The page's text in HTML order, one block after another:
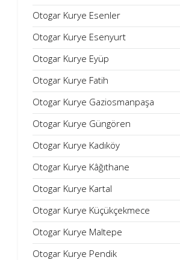
Otogar Kurye Esenler
Otogar Kurye Esenyurt
Otogar Kurye Eyüp
Otogar Kurye Fatih
Otogar Kurye Gaziosmanpaşa
Otogar Kurye Güngören
Otogar Kurye Kadıköy
Otogar Kurye Kâğıthane
Otogar Kurye Kartal
Otogar Kurye Küçükçekmece
Otogar Kurye Maltepe
Otogar Kurye Pendik